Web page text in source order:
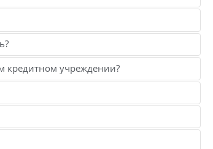
кредитном учреждении?